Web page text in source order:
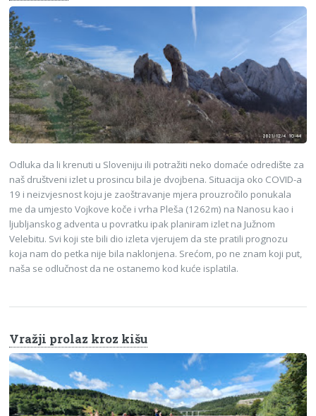
Odluka da li krenuti u Sloveniju ili potražiti neko domaće odredište za
naš društveni izlet u prosincu bila je dvojbena. Situacija oko COVID-a
19 i neizvjesnost koju je zaoštravanje mjera prouzročilo ponukala
me da umjesto Vojkove koče i vrha Pleša (1262m) na Nanosu kao i
ljubljanskog adventa u povratku ipak planiram izlet na Južnom
Velebitu. Svi koji ste bili dio izleta vjerujem da ste pratili prognozu
koja nam do petka nije bila naklonjena. Srećom, po ne znam koji put,
naša se odlučnost da ne ostanemo kod kuće isplatila.
Vražji prolaz kroz kišu